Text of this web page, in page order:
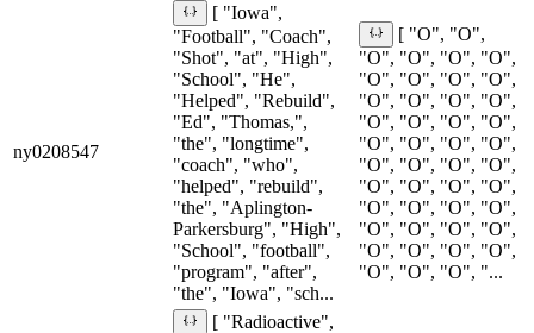
ny0208547
[ "Iowa",
"Football", "Coach",
"Shot", "at", "High",
"School", "He",
"Helped", "Rebuild",
"Ed", "Thomas,",
"the", "longtime",
"coach", "who",
"helped", "rebuild",
"the", "Aplington-
Parkersburg", "High",
"School", "football",
"program", "after",
"the", "Iowa", "sch...
[ "O", "O",
"O", "O", "O", "O",
"O", "O", "O", "O",
"O", "O", "O", "O",
"O", "O", "O", "O",
"O", "O", "O", "O",
"O", "O", "O", "O",
"O", "O", "O", "O",
"O", "O", "O", "O",
"O", "O", "O", "O",
"O", "O", "O", "O",
"O", "O", "O", "...
[ "Radioactive",